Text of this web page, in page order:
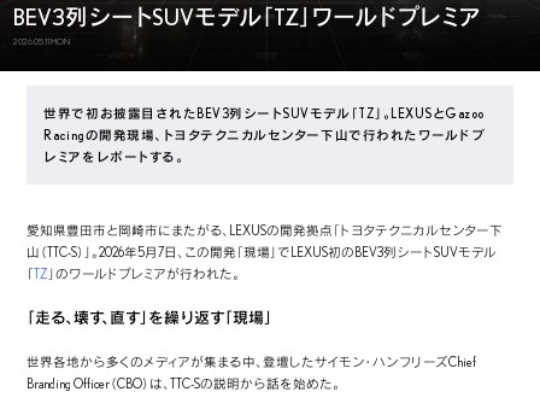
BEV3列シートSUVモデル「TZ」ワールドプレミア
2026.05.11 MON
世界で初お披露目されたBEV3列シートSUVモデル「TZ」。LEXUSとGazoo
Racingの開発現場、トヨタテクニカルセンター下山で行われたワールドプ
レミアをレポートする。
愛知県豊田市と岡崎市にまたがる、LEXUSの開発拠点「トヨタテクニカルセンター下
山（TTC-S）」。2026年5月7日、この開発「現場」でLEXUS初のBEV3列シートSUVモデル
「TZ 」のワールドプレミアが行われた。
「走る、壊す、直す」を繰り返す「現場」
世界各地から多くのメディアが集まる中、登壇したサイモン・ハンフリーズChief
Branding Officer（CBO）は、TTC-Sの説明から話を始めた。